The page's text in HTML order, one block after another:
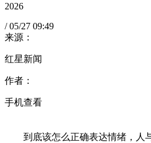
2026
/ 05/27 09:49
来源：
红星新闻
作者：
手机查看
到底该怎么正确表达情绪，人与